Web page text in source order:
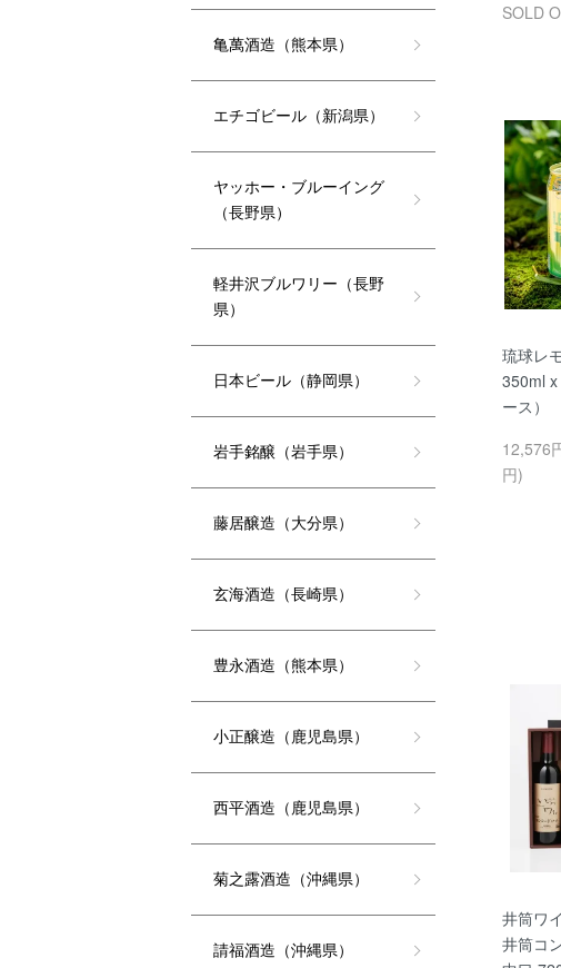
SOLD
琉球レ
350ml
ース）
12,576
円)
井筒ワ
井筒コ
亀萬酒造（熊本県）
エチゴビール（新潟県）
ヤッホー・ブルーイング
（長野県）
軽井沢ブルワリー（長野
県）
日本ビール（静岡県）
岩手銘醸（岩手県）
藤居醸造（大分県）
玄海酒造（長崎県）
豊永酒造（熊本県）
小正醸造（鹿児島県）
西平酒造（鹿児島県）
菊之露酒造（沖縄県）
請福酒造（沖縄県）